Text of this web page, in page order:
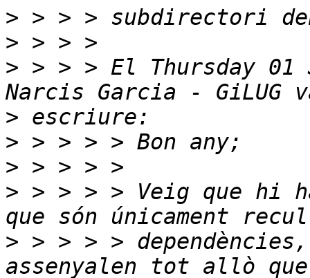
>
>
> > > > El Thursday 01
>
>
>
> > > > > Veig que hi
> > > > >